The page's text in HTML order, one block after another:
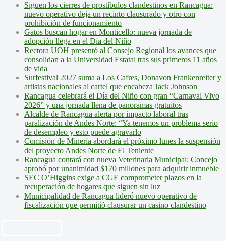
Siguen los cierres de prostíbulos clandestinos en Rancagua:
nuevo operativo deja un recinto clausurado y otro con
prohibición de funcionamiento
Gatos buscan hogar en Monticello: nueva jornada de
adopción llega en el Día del Niño
Rectora UOH presentó al Consejo Regional los avances que
consolidan a la Universidad Estatal tras sus primeros 11 años
de vida
Surfestival 2027 suma a Los Cafres, Donavon Frankenreiter y
artistas nacionales al cartel que encabeza Jack Johnson
Rancagua celebrará el Día del Niño con gran “Carnaval Vivo
2026” y una jornada llena de panoramas gratuitos
Alcalde de Rancagua alerta por impacto laboral tras
paralización de Andes Norte: “Ya tenemos un problema serio
de desempleo y esto puede agravarlo
Comisión de Minería abordará el próximo lunes la suspensión
del proyecto Andes Norte de El Teniente
Rancagua contará con nueva Veterinaria Municipal: Concejo
aprobó por unanimidad $170 millones para adquirir inmueble
SEC O’Higgins exige a CGE comprometer plazos en la
recuperación de hogares que siguen sin luz
Municipalidad de Rancagua lideró nuevo operativo de
fiscalización que permitió clausurar un casino clandestino